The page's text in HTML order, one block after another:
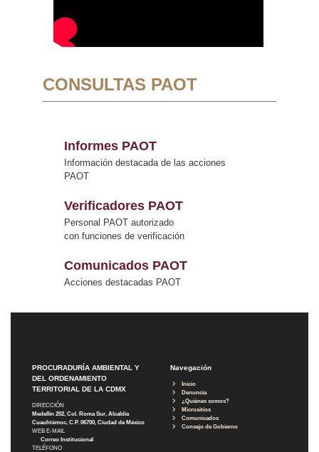
CONSULTAS PAOT
Informes PAOT
Información destacada de las acciones
PAOT
Verificadores PAOT
Personal PAOT autorizado
con funciones de verificación
Comunicados PAOT
Acciones destacadas PAOT
PROCURADURÍA AMBIENTAL Y
DEL ORDENAMIENTO
TERRITORIAL DE LA CDMX
DIRECCIÓN
Medellín 202, Col. Roma Sur, Alcaldía
Cuauhtémoc, C.P. 06700, Ciudad de México
WEB E-MAIL
Correo Institucional
TELÉFONO
Navegación
Inicio
Denuncia
¿Quiénes somos?
Micrositios
Comunicados
Consejo de Gobierno